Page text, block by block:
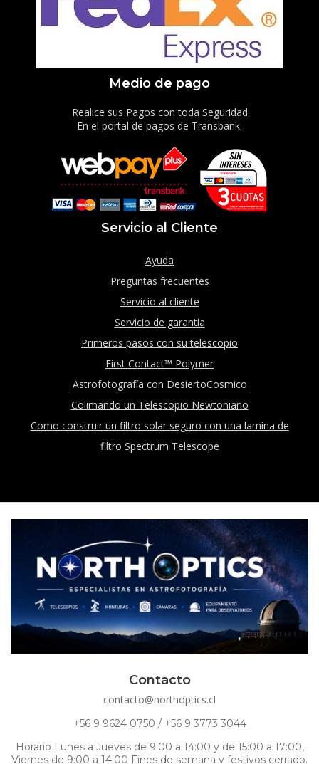
Medio de pago
Realice sus Pagos con toda Seguridad
En el portal de pagos de Transbank.
Servicio al Cliente
Ayuda
Preguntas frecuentes
Servicio al cliente
Servicio de garantía
Primeros pasos con su telescopio
First Contact™ Polymer
Astrofotografía con DesiertoCosmico
Colimando un Telescopio Newtoniano
Como construir un filtro solar seguro con una lamina de
filtro Spectrum Telescope
Contacto
contacto@northoptics.cl
+56 9 9624 0750 / +56 9 3773 3044
Horario Lunes a Jueves de 9:00 a 14:00 y de 15:00 a 17:00,
Viernes de 9:00 a 14:00 Fines de semana y festivos cerrado.